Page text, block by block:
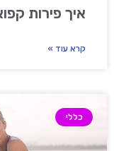
איך פירות
קרא עוד »
כללי